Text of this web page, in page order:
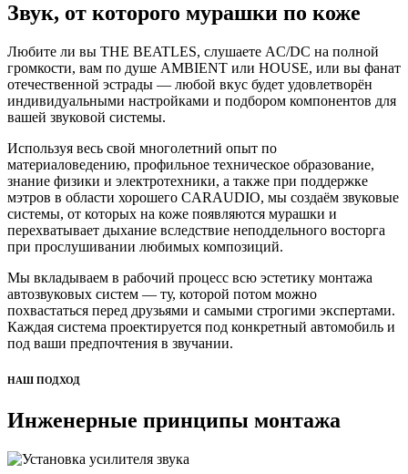
Звук, от которого мурашки по коже
Любите ли вы THE BEATLES, слушаете AC/DC на полной
громкости, вам по душе AMBIENT или HOUSE, или вы фанат
отечественной эстрады — любой вкус будет удовлетворён
индивидуальными настройками и подбором компонентов для
вашей звуковой системы.
Используя весь свой многолетний опыт по
материаловедению, профильное техническое образование,
знание физики и электротехники, а также при поддержке
мэтров в области хорошего CARAUDIO, мы создаём звуковые
системы, от которых на коже появляются мурашки и
перехватывает дыхание вследствие неподдельного восторга
при прослушивании любимых композиций.
Мы вкладываем в рабочий процесс всю эстетику монтажа
автозвуковых систем — ту, которой потом можно
похвастаться перед друзьями и самыми строгими экспертами.
Каждая система проектируется под конкретный автомобиль и
под ваши предпочтения в звучании.
НАШ ПОДХОД
Инженерные принципы монтажа